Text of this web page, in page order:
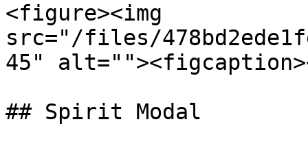
<figure><img
src="/files/
45"
## Spirit Modal